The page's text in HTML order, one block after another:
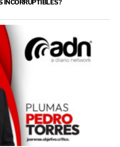
INCORRUPTIBLES?